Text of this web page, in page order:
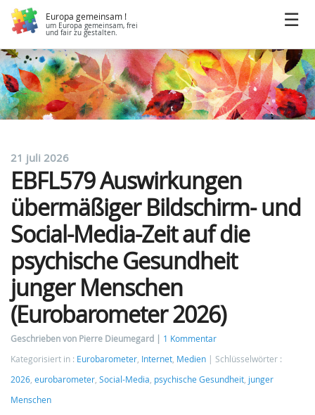
Europa gemeinsam !
um Europa gemeinsam, frei
und fair zu gestalten.
21 juli 2026
EBFL579 Auswirkungen
übermäßiger Bildschirm- und
Social-Media-Zeit auf die
psychische Gesundheit
junger Menschen
(Eurobarometer 2026)
Geschrieben von Pierre Dieumegard
1 Kommentar
Kategorisiert in : Eurobarometer, Internet, Medien
Schlüsselwörter :
2026, eurobarometer, Social-Media, psychische Gesundheit, junger
Menschen